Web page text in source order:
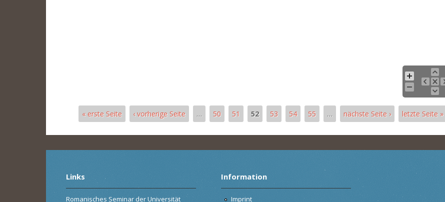
« erste Seite ‹ vorherige Seite … 50 51 52 53 54 55 … nächste Seite › letzte Seite »
Links
Romanisches Seminar der Universität
Information
Imprint